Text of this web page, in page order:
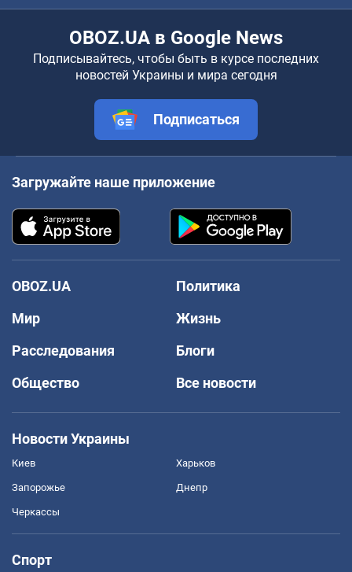
OBOZ.UA в Google News
Подписывайтесь, чтобы быть в курсе последних
новостей Украины и мира сегодня
Подписаться
Загружайте наше приложение
OBOZ.UA
Политика
Мир
Жизнь
Расследования
Блоги
Общество
Все новости
Новости Украины
Киев Харьков
Запорожье Днепр
Черкассы
Спорт